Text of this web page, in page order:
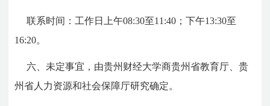
联系时间：工作日上午08:30至11:40；下午13:30至
16:20。
六、未定事宜，由贵州财经大学商贵州省教育厅、贵
州省人力资源和社会保障厅研究确定。